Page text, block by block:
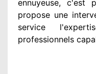
ennuyeuse, c'est
propose une
service
professionnels